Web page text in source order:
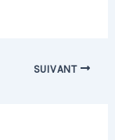
SUIVANT